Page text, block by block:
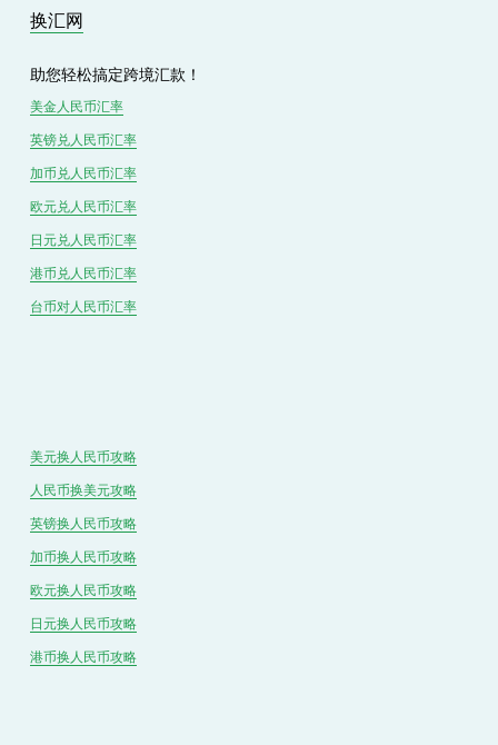
换汇网
助您轻松搞定跨境汇款！
美金人民币汇率
英镑兑人民币汇率
加币兑人民币汇率
欧元兑人民币汇率
日元兑人民币汇率
港币兑人民币汇率
台币对人民币汇率
美元换人民币攻略
人民币换美元攻略
英镑换人民币攻略
加币换人民币攻略
欧元换人民币攻略
日元换人民币攻略
港币换人民币攻略